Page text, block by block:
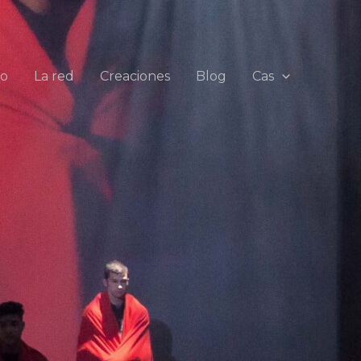
La red Creaciones Blog Cas